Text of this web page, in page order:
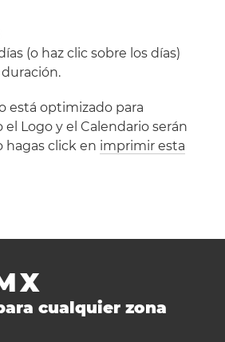
(o haz clic sobre los días)
está optimizado para
el Logo y el Calendario serán
hagas click en imprimir esta
cualquier zona